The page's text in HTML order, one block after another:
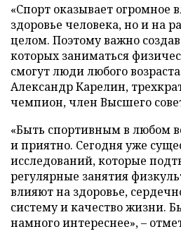
«Спорт оказывает огромное
здоровье человека, но и на
целом. Поэтому важно
которых заниматься
смогут люди любого
Александр Карелин,
чемпион, член Высшего
«Быть спортивным в любом
и приятно. Сегодня уже
исследований, которые
регулярные занятия
влияют на здоровье,
систему и качество жизни.
намного интереснее», –